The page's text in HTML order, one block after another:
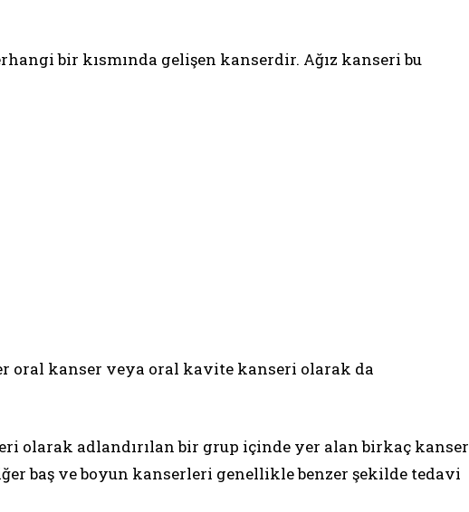
bir kısmında gelişen kanserdir. Ağız kanseri bu
oral kanser veya oral kavite kanseri olarak da
olarak adlandırılan bir grup içinde yer alan birkaç kanser
baş ve boyun kanserleri genellikle benzer şekilde tedavi